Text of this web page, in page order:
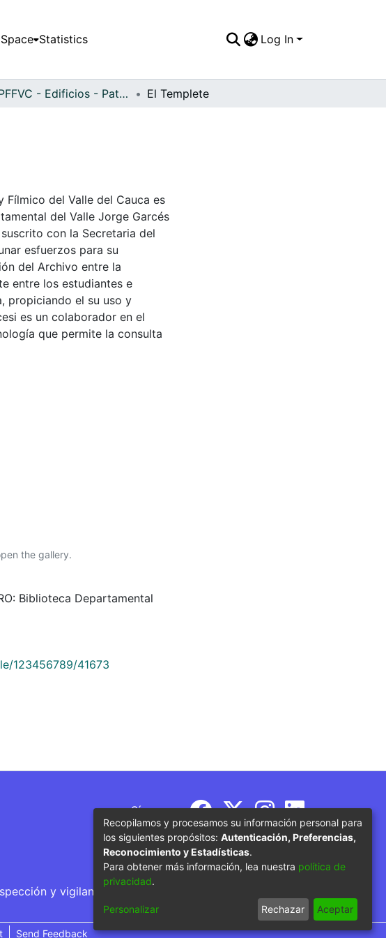
Statistics Log In
APFFVC - Edificios - Patrimonial El Templete
del Valle del Cauca es
del Valle Jorge Garcés
con la Secretaria del
esfuerzos para su
del Archivo entre la
entre los estudiantes e
propiciando el su uso y
es un colaborador en el
que permite la consulta
the gallery.
Biblioteca Departamental
123456789/41673
Síguenos
y vigilancia por parte del Ministerio de Educación
Send Feedback
Recopilamos y procesamos su información personal para
los siguientes propósitos: Autenticación, Preferencias,
Reconocimiento y Estadísticas.
Para obtener más información, lea nuestra política de
privacidad.
Personalizar Rechazar Aceptar